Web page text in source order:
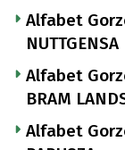
Alfabet
NUTTGENSA
Alfabet
BRAM
Alfabet